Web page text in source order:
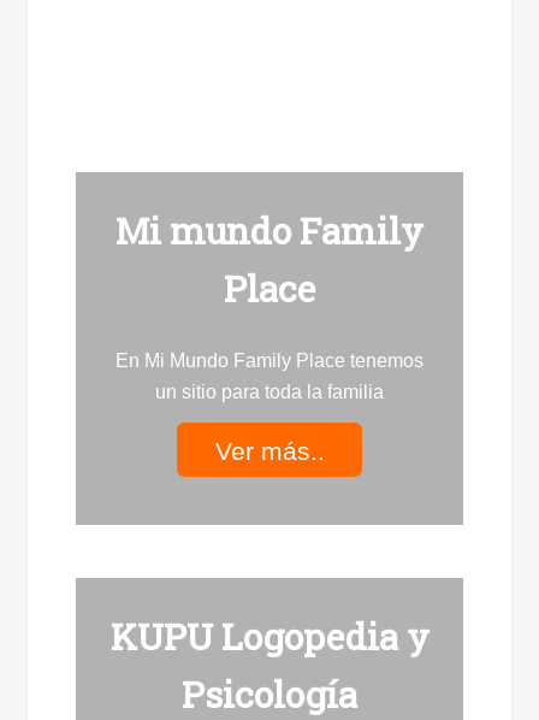
Mi mundo Family
Place
En Mi Mundo Family Place tenemos
un sitio para toda la familia
Ver más..
KUPU Logopedia y
Psicología